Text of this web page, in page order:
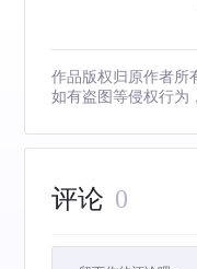
作品版权归原作者所
如有盗图等侵权行为
评论 0